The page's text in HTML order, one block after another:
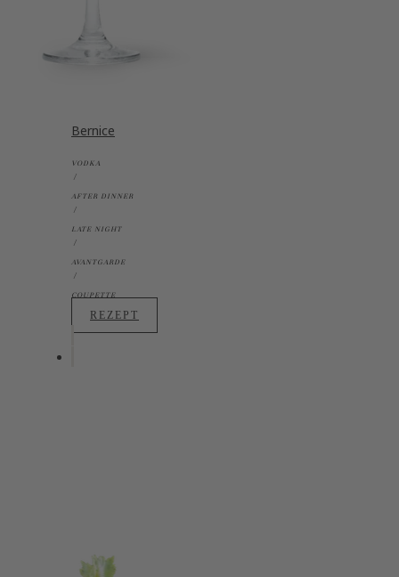
Bernice
VODKA
AFTER DINNER
LATE NIGHT
AVANTGARDE
COUPETTE
REZEPT